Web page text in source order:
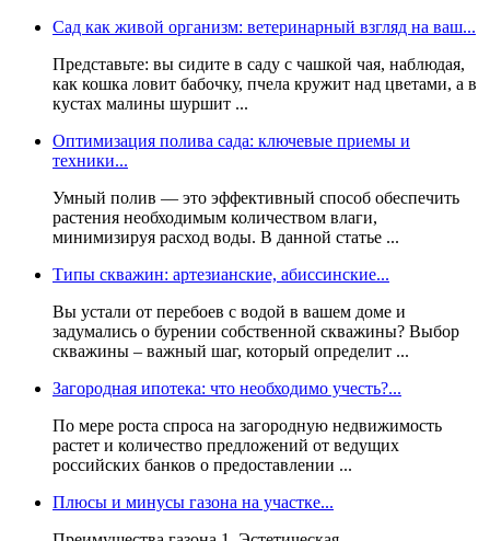
Сад как живой организм: ветеринарный взгляд на ваш...
Представьте: вы сидите в саду с чашкой чая, наблюдая,
как кошка ловит бабочку, пчела кружит над цветами, а в
кустах малины шуршит ...
Оптимизация полива сада: ключевые приемы и
техники...
Умный полив — это эффективный способ обеспечить
растения необходимым количеством влаги,
минимизируя расход воды. В данной статье ...
Типы скважин: артезианские, абиссинские...
Вы устали от перебоев с водой в вашем доме и
задумались о бурении собственной скважины? Выбор
скважины – важный шаг, который определит ...
Загородная ипотека: что необходимо учесть?...
По мере роста спроса на загородную недвижимость
растет и количество предложений от ведущих
российских банков о предоставлении ...
Плюсы и минусы газона на участке...